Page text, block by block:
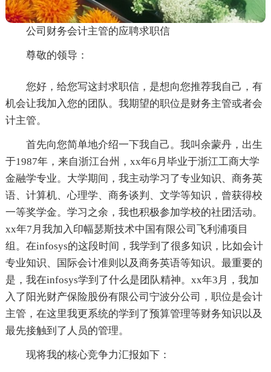
公司财务会计主管的应聘求职信
尊敬的领导：
您好，给您写这封求职信，是想向您推荐我自己，有
机会让我加入您的团队。我期望的职位是财务主管或者会
计主管。
首先向您简单地介绍一下我自己。我叫余蒙丹，出生
于1987年，来自浙江台州，xx年6月毕业于浙江工商大学
金融学专业。大学期间，我主动学习了专业知识、商务英
语、计算机、心理学、商务谈判、文学等知识，曾获得校
一等奖学金。学习之余，我也积极参加学校的社团活动。
xx年7月我加入印幅瑟斯技术中国有限公司飞利浦项目
组。在infosys的这段时间，我学到了很多知识，比如会计
专业知识、国际会计准则以及商务英语等知识。最重要的
是，我在infosys学到了什么是团队精神。xx年3月，我加
入了阳光财产保险股份有限公司宁波分公司，职位是会计
主管，在这里我更系统的学到了预算管理等财务知识以及
最先接触到了人员的管理。
现将我的核心竞争力汇报如下：